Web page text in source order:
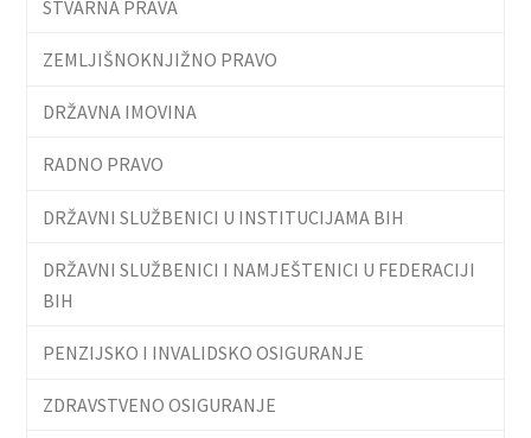
STVARNA PRAVA
ZEMLJIŠNOKNJIŽNO PRAVO
DRŽAVNA IMOVINA
RADNO PRAVO
DRŽAVNI SLUŽBENICI U INSTITUCIJAMA BIH
DRŽAVNI SLUŽBENICI I NAMJEŠTENICI U FEDERACIJI
BIH
PENZIJSKO I INVALIDSKO OSIGURANJE
ZDRAVSTVENO OSIGURANJE